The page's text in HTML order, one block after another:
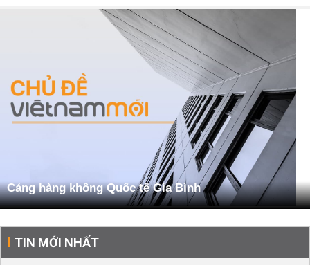
Cảng hàng không Quốc tế Gia Bình
TIN MỚI NHẤT